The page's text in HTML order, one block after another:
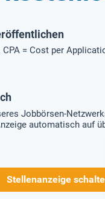
= Cost per
Jobbörsen-
automatisch auf
Stellenanzeige